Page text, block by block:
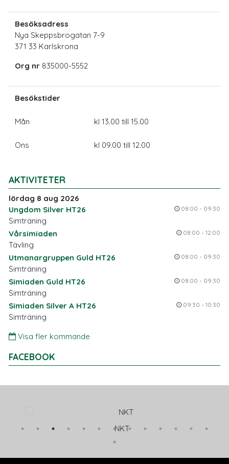
Besöksadress
Nya Skeppsbrogatan 7-9
371 33 Karlskrona
Org nr 835000-5552
Besökstider
Mån kl 13.00 till 15.00
Ons kl 09.00 till 12.00
AKTIVITETER
lördag 8 aug 2026
Ungdom Silver HT26
08:00 - 09:30
Simträning
Vårsimiaden
08:00 - 12:00
Tävling
Utmanargruppen Guld HT26
08:00 - 09:30
Simträning
Simiaden Guld HT26
08:00 - 09:30
Simträning
Simiaden Silver A HT26
09:30 - 10:30
Simträning
Visa fler kommande
FACEBOOK
NKT